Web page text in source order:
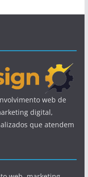
web de
digital,
que atendem